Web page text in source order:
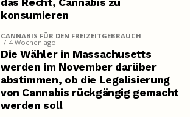
das Recht, Cannabis zu
konsumieren
CANNABIS FÜR DEN FREIZEITGEBRAUCH
4 Wochen ago
Die Wähler in Massachusetts
werden im November darüber
abstimmen, ob die Legalisierung
von Cannabis rückgängig gemacht
werden soll